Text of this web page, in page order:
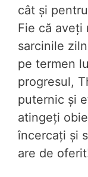
cât și
Fie că aveți
sarcinile
pe termen
progresul,
puternic și
atingeți
încercați și
are de